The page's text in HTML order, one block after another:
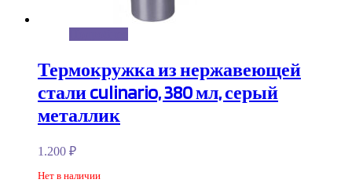
Термокружка из нержавеющей
стали culinario, 380 мл, серый
металлик
1.200 ₽
Нет в наличии